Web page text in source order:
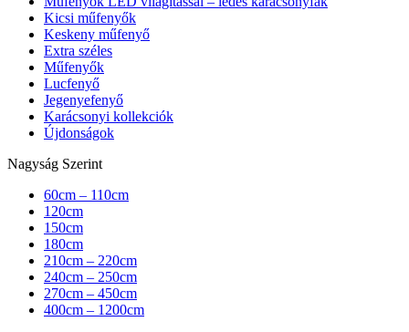
Kicsi műfenyők
Keskeny műfenyő
Extra széles
Műfenyők
Lucfenyő
Jegenyefenyő
Karácsonyi kollekciók
Újdonságok
Nagyság Szerint
60cm – 110cm
120cm
150cm
180cm
210cm – 220cm
240cm – 250cm
270cm – 450cm
400cm – 1200cm